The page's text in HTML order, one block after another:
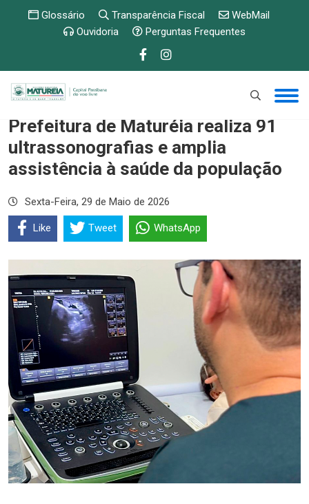
Glossário Transparência Fiscal
WebMail
Ouvidoria
Perguntas Frequentes
Prefeitura de Maturéia realiza 91
ultrassonografias e amplia
assistência à saúde da população
Sexta-Feira, 29 de Maio de 2026
Like Tweet WhatsApp